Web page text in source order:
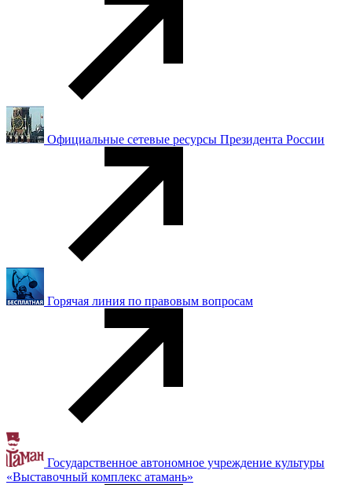
Официальные сетевые ресурсы Президента России
Горячая линия по правовым вопросам
Государственное автономное учреждение культуры
«Выставочный комплекс атамань»